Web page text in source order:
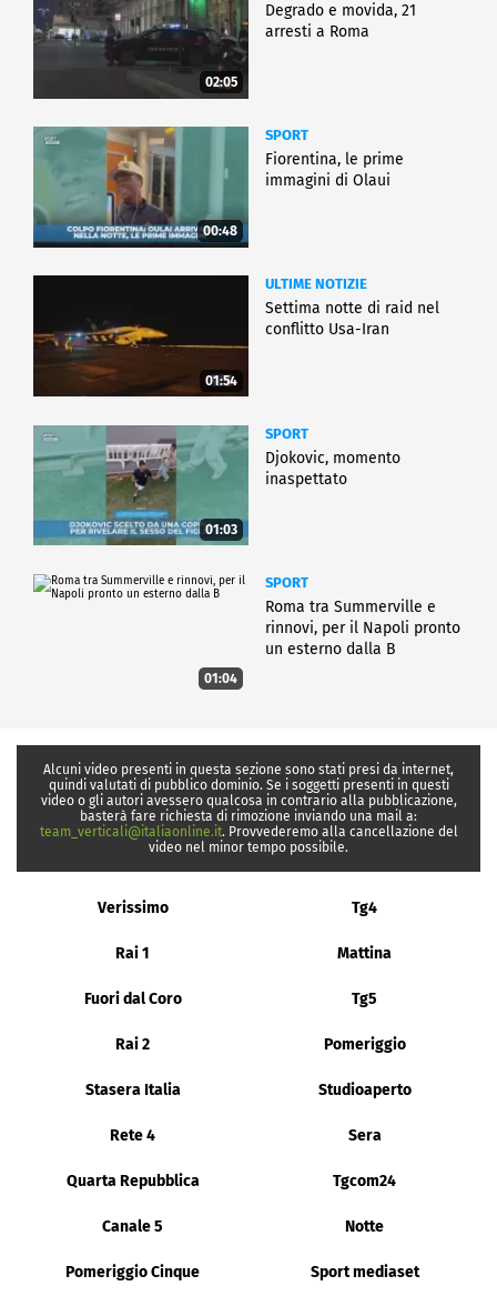
02:05
Degrado e movida, 21
arresti a Roma
00:48
SPORT
Fiorentina, le prime
immagini di Olaui
01:54
ULTIME NOTIZIE
Settima notte di raid nel
conflitto Usa-Iran
01:03
SPORT
Djokovic, momento
inaspettato
01:04
SPORT
Roma tra Summerville e
rinnovi, per il Napoli pronto
un esterno dalla B
Alcuni video presenti in questa sezione sono stati presi da internet,
quindi valutati di pubblico dominio. Se i soggetti presenti in questi
video o gli autori avessero qualcosa in contrario alla pubblicazione,
basterà fare richiesta di rimozione inviando una mail a:
team_verticali@italiaonline.it. Provvederemo alla cancellazione del
video nel minor tempo possibile.
Verissimo Tg4
Rai 1 Mattina
Fuori dal Coro Tg5
Rai 2 Pomeriggio
Stasera Italia Studioaperto
Rete 4 Sera
Quarta Repubblica Tgcom24
Canale 5 Notte
Pomeriggio Cinque Sport mediaset